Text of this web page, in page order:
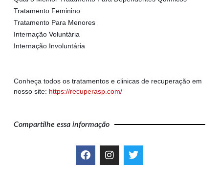
Tratamento Feminino
Tratamento Para Menores
Internação Voluntária
Internação Involuntária
Conheça todos os tratamentos e clinicas de recuperação em
nosso site: https://recuperasp.com/
Compartilhe essa informação